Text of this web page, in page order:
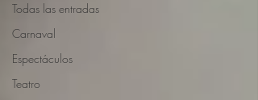
Todas las entradas
Carnaval
Espectáculos
Teatro